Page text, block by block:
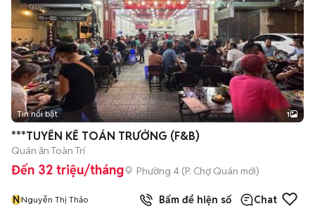
Tin nổi bật 1
***TUYỂN KẾ TOÁN TRƯỞNG (F&B)
Quán ăn Toàn Trí
Đến 32 triệu/tháng Phường 4 (P. Chợ Quán mới)
NNguyễn Thị Thảo Bấm để hiện số Chat